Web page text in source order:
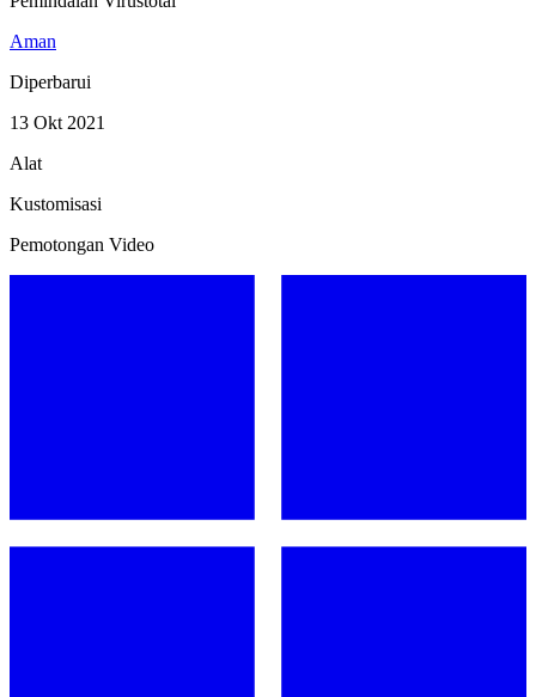
Aman
Diperbarui
13 Okt 2021
Alat
Kustomisasi
Pemotongan Video